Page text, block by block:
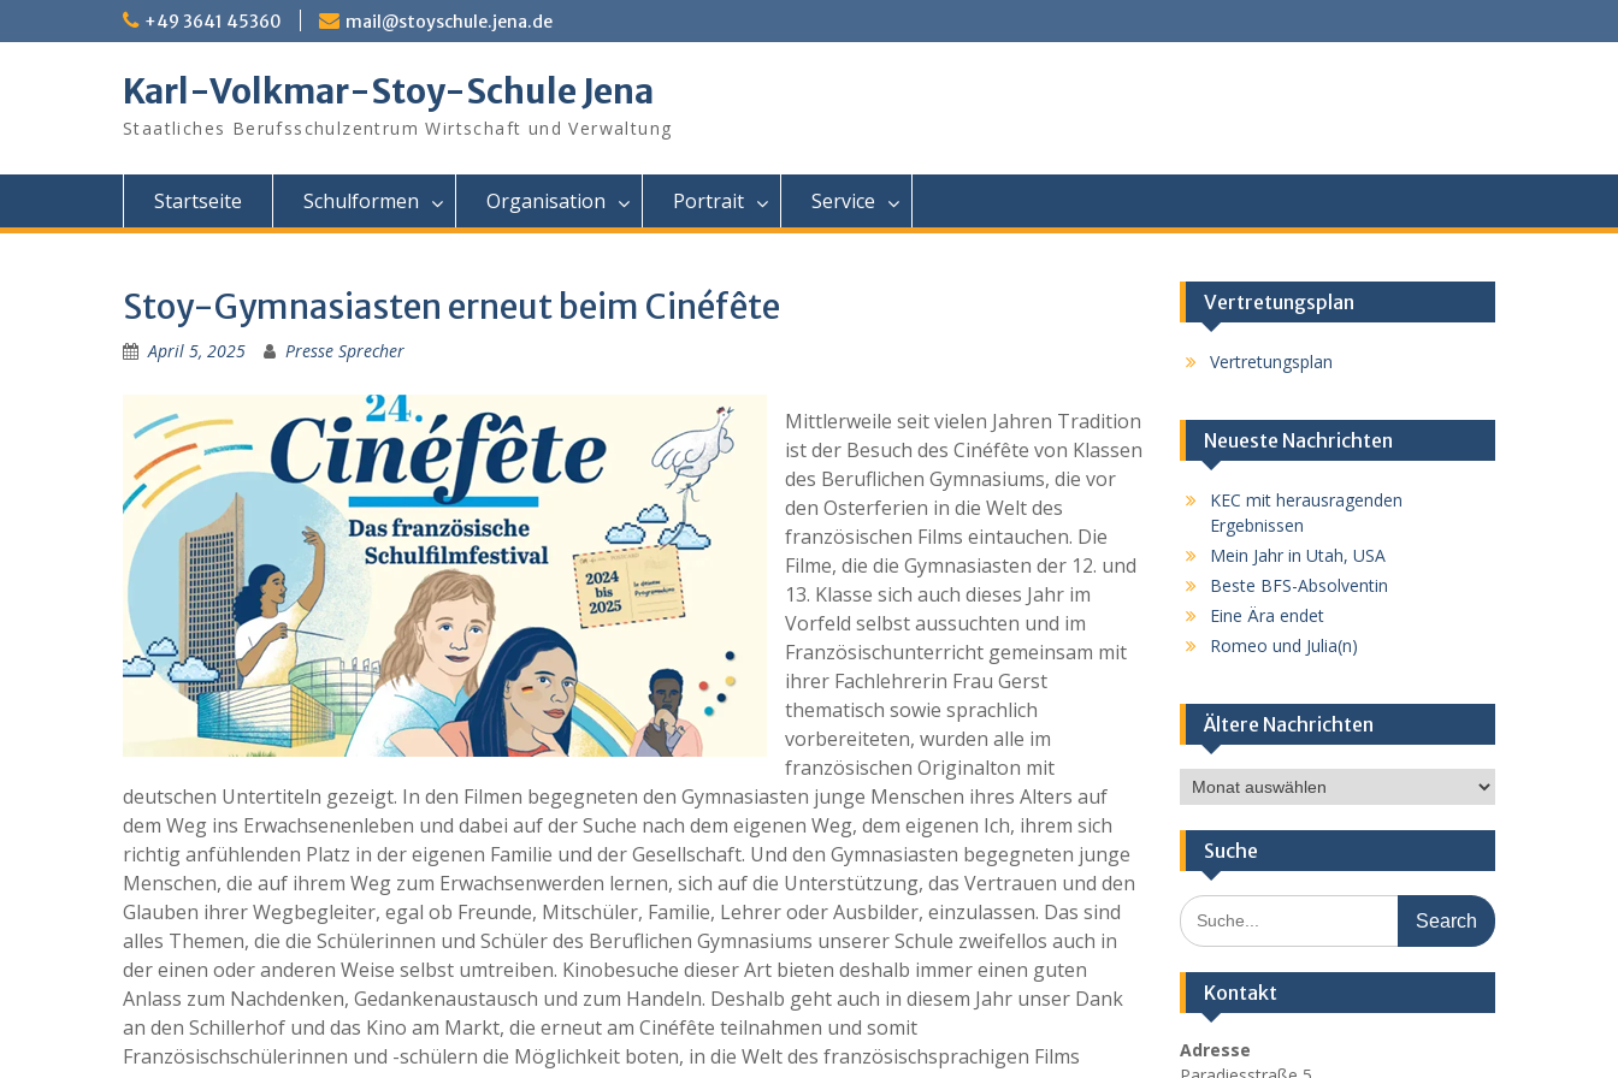
to
+49 3641 45360 mail@stoyschule.jena.de
Karl-Volkmar-Stoy-Schule Jena
Staatliches Berufsschulzentrum Wirtschaft und Verwaltung
Startseite Schulformen Organisation Portrait Service
Stoy-Gymnasiasten erneut beim Cinéfête
April 5, 2025 Presse Sprecher
Mittlerweile seit vielen Jahren Tradition
ist der Besuch des Cinéfête von Klassen
des Beruflichen Gymnasiums, die vor
den Osterferien in die Welt des
französischen Films eintauchen. Die
Filme, die die Gymnasiasten der 12. und
13. Klasse sich auch dieses Jahr im
Vorfeld selbst aussuchten und im
Französischunterricht gemeinsam mit
ihrer Fachlehrerin Frau Gerst
thematisch sowie sprachlich
vorbereiteten, wurden alle im
französischen Originalton mit
deutschen Untertiteln gezeigt. In den Filmen begegneten den Gymnasiasten junge Menschen ihres Alters auf
dem Weg ins Erwachsenenleben und dabei auf der Suche nach dem eigenen Weg, dem eigenen Ich, ihrem sich
richtig anfühlenden Platz in der eigenen Familie und der Gesellschaft. Und den Gymnasiasten begegneten junge
Menschen, die auf ihrem Weg zum Erwachsenwerden lernen, sich auf die Unterstützung, das Vertrauen und den
Glauben ihrer Wegbegleiter, egal ob Freunde, Mitschüler, Familie, Lehrer oder Ausbilder, einzulassen. Das sind
alles Themen, die die Schülerinnen und Schüler des Beruflichen Gymnasiums unserer Schule zweifellos auch in
der einen oder anderen Weise selbst umtreiben. Kinobesuche dieser Art bieten deshalb immer einen guten
Anlass zum Nachdenken, Gedankenaustausch und zum Handeln. Deshalb geht auch in diesem Jahr unser Dank
an den Schillerhof und das Kino am Markt, die erneut am Cinéfête teilnahmen und somit
Französischschülerinnen und -schülern die Möglichkeit boten, in die Welt des französischsprachigen Films
Vertretungsplan
Vertretungsplan
Neueste Nachrichten
KEC mit herausragenden
Ergebnissen
Mein Jahr in Utah, USA
Beste BFS-Absolventin
Eine Ära endet
Romeo und Julia(n)
Ältere Nachrichten
Ältere
Nachrichten
Suche
Search
for:
Kontakt
Adresse